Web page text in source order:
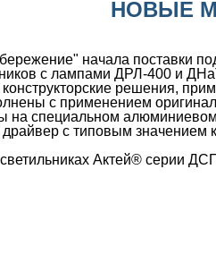
НОВЫЕ
начала поставки
с лампами ДРЛ-400 и
решения,
с применением
на специальном
с типовым
Актей® серии